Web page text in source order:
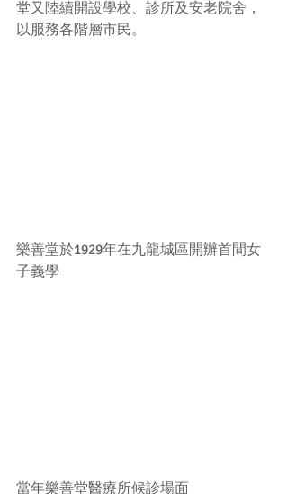
堂又陸續開設學校、診所及安老院舍，
以服務各階層市民。
樂善堂於1929年在九龍城區開辦首間女
子義學
當年樂善堂醫療所候診場面